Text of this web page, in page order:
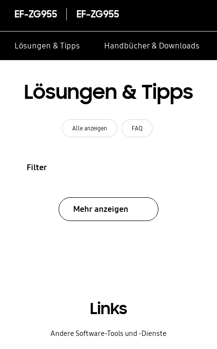
EF-ZG955 EF-ZG955
Lösungen & Tipps Handbücher & Downloads
Lösungen & Tipps
Alle anzeigen FAQ
Filter
Mehr anzeigen
Links
Andere Software-Tools und -Dienste